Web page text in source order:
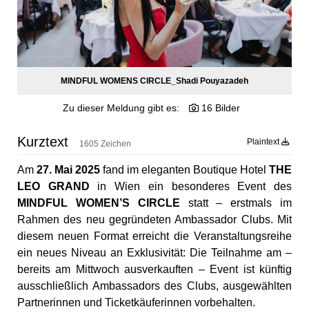
MINDFUL WOMENS CIRCLE_Shadi Pouyazadeh
Zu dieser Meldung gibt es: 16 Bilder
Kurztext 1605 Zeichen Plaintext
Am 27. Mai 2025 fand im eleganten Boutique Hotel THE
LEO GRAND in Wien ein besonderes Event des
MINDFUL WOMEN’S CIRCLE statt – erstmals im
Rahmen des neu gegründeten Ambassador Clubs. Mit
diesem neuen Format erreicht die Veranstaltungsreihe
ein neues Niveau an Exklusivität: Die Teilnahme am –
bereits am Mittwoch ausverkauften – Event ist künftig
ausschließlich Ambassadors des Clubs, ausgewählten
Partnerinnen und Ticketkäuferinnen vorbehalten.